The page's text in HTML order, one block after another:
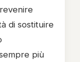
di sostituire
più